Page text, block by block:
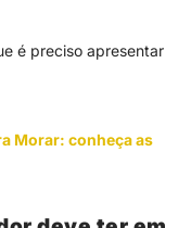
é preciso apresentar
Morar: conheça as